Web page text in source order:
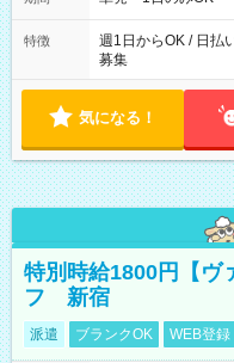
特徴
週1日からOK / 日払
募集
気になる！
特別時給1800円【ヴ
フ 新宿
派遣 ブランクOK WEB登